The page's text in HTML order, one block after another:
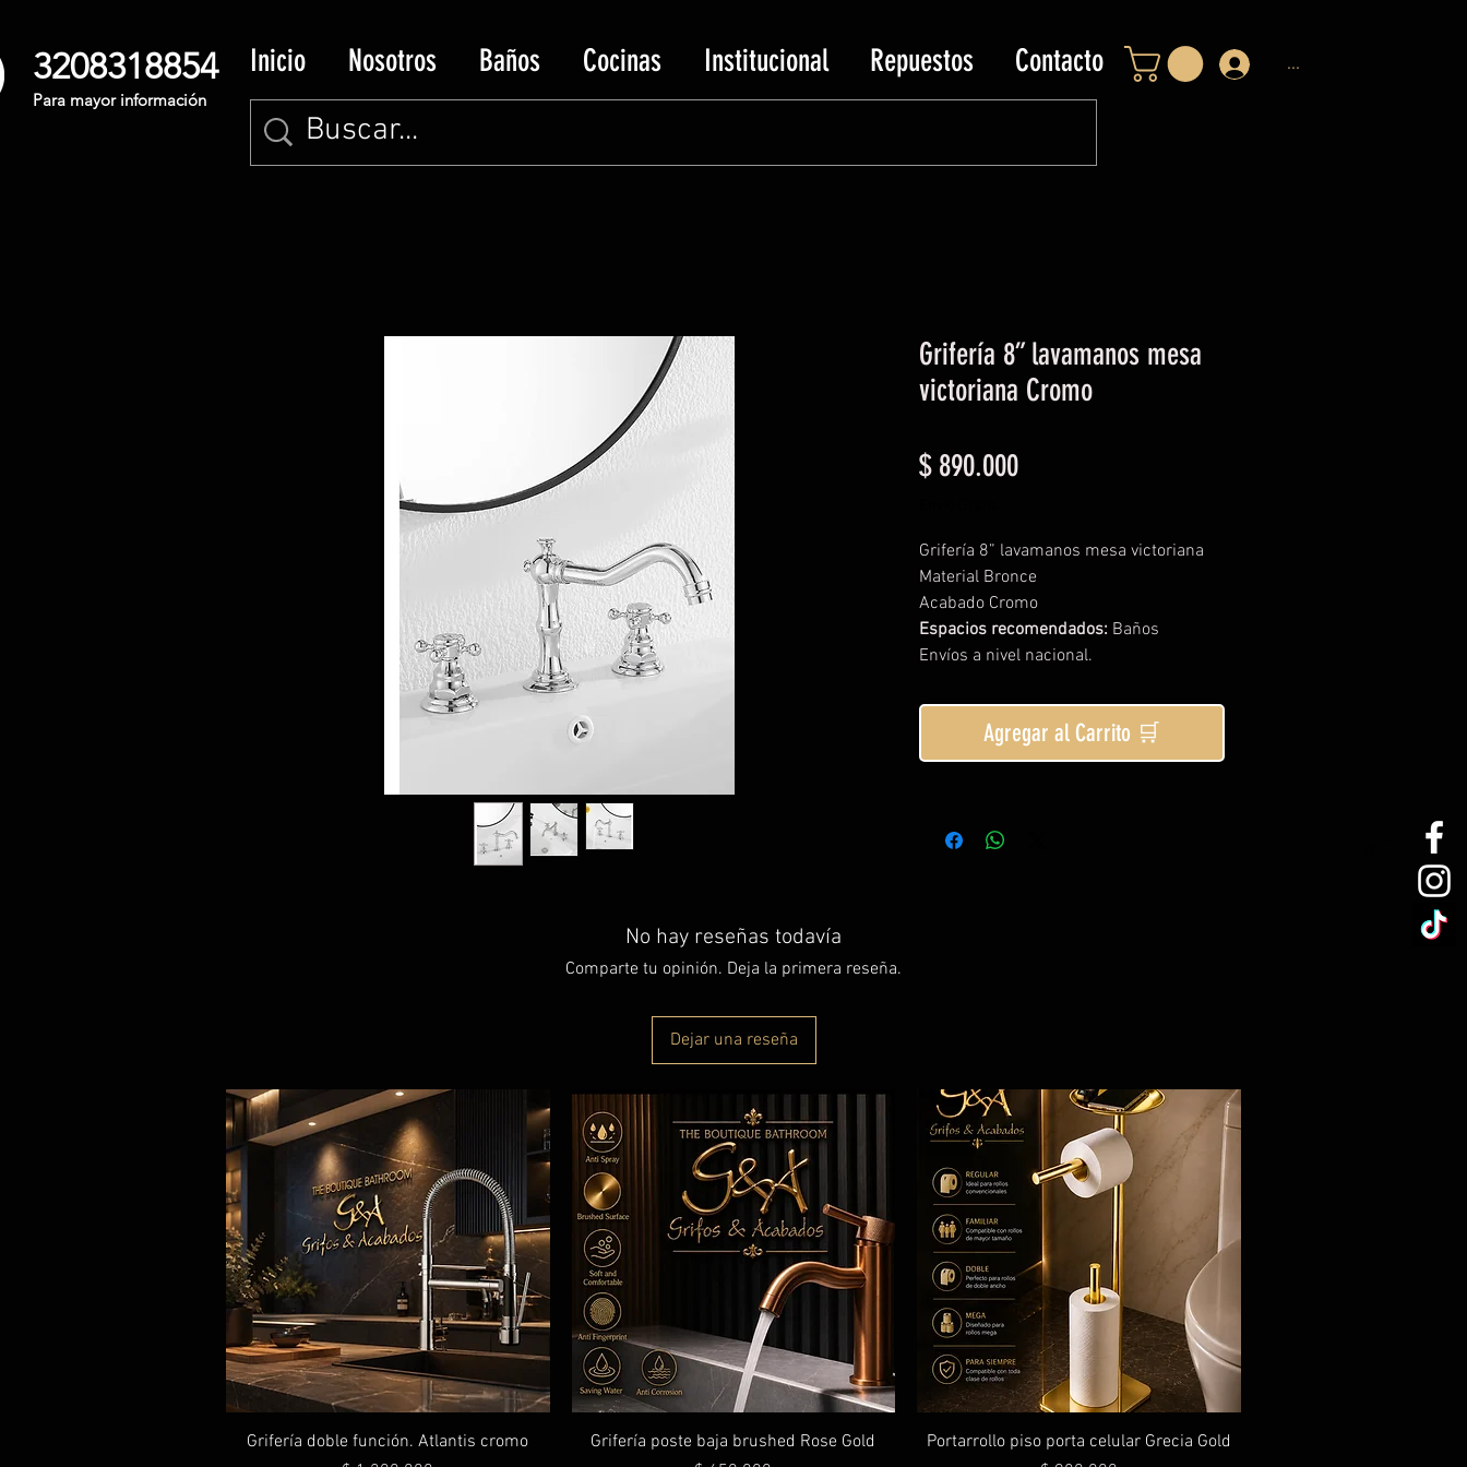
Inicio Nosotros Baños Cocinas Institucional Repuestos Contacto
3208318854
Para mayor información
...
Grifería 8” lavamanos mesa
victoriana Cromo
$ 890.000Precio
Grifería 8” lavamanos mesa victoriana
Material Bronce
Acabado Cromo
Espacios recomendados: Baños
Envíos a nivel nacional.
Agregar al Carrito 🛒
No hay reseñas todavía
Comparte tu opinión. Deja la primera reseña.
Dejar una reseña
Grifería doble función. Atlantis cromo
Grifería poste baja brushed Rose Gold
Portarrollo piso porta celular Grecia Gold